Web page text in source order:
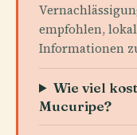
empfohlen,
Informationen
Wie viel
Mucuripe?